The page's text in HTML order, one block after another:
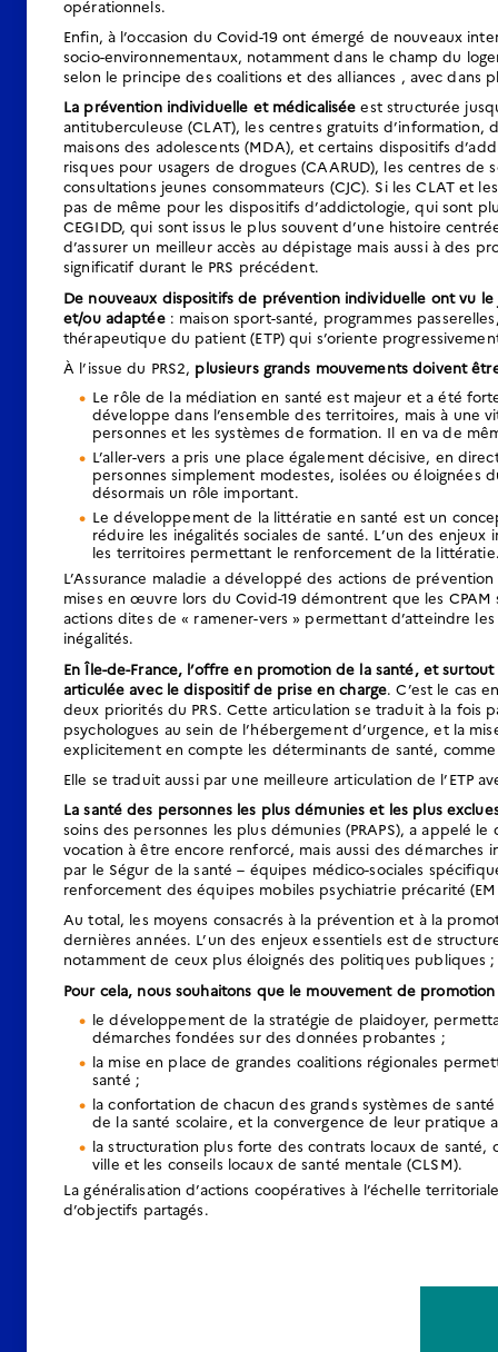
opérationnels.
Enfin, à l’occasion du Covid-19 ont émergé de nouveaux
socio-environnementaux, notamment dans le champ du
selon le principe des coalitions et des alliances , avec dans
La prévention individuelle et médicalisée est structurée
antituberculeuse (CLAT), les centres gratuits
maisons des adolescents (MDA), et certains dispositifs
risques pour usagers de drogues (CAARUD), les centres
consultations jeunes consommateurs (CJC). Si les CLAT et
pas de même pour les dispositifs d’addictologie, qui sont
CEGIDD, qui sont issus le plus souvent d’une histoire
d’assurer un meilleur accès au dépistage mais aussi à des
significatif durant le PRS précédent.
De nouveaux dispositifs de prévention individuelle ont vu
et/ou adaptée: maison sport-santé, programmes
thérapeutique du patient (ETP) qui s’oriente
À l’issue du PRS2, plusieurs grands mouvements doivent
Le rôle de la médiation en santé est majeur et a été
développe dans l’ensemble des territoires, mais à
personnes et les systèmes de formation. Il en va de
L’aller-vers a pris une place également décisive, en
personnes simplement modestes, isolées ou éloignées
désormais un rôle important.
Le développement de la littératie en santé est un
réduire les inégalités sociales de santé. L’un des
les territoires permettant le renforcement de la
L’Assurance maladie a développé des actions de
mises en œuvre lors du Covid-19 démontrent que les
actions dites de « ramener-vers » permettant d’atteindre
inégalités.
En Île-de-France, l’offre en promotion de la santé, et
articulée avec le dispositif de prise en charge. C’est le cas
deux priorités du PRS. Cette articulation se traduit à la fois
psychologues au sein de l’hébergement d’urgence, et la
explicitement en compte les déterminants de santé,
Elle se traduit aussi par une meilleure articulation de l’ETP
La santé des personnes les plus démunies et les plus
soins des personnes les plus démunies (PRAPS), a appelé
vocation à être encore renforcé, mais aussi des démarches
par le Ségur de la santé – équipes médico-sociales
renforcement des équipes mobiles psychiatrie précarité
Au total, les moyens consacrés à la prévention et à la
dernières années. L’un des enjeux essentiels est de
notamment de ceux plus éloignés des politiques
Pour cela, nous souhaitons que le mouvement de
le développement de la stratégie de plaidoyer,
démarches fondées sur des données probantes ;
la mise en place de grandes coalitions régionales
santé ;
la confortation de chacun des grands systèmes de
de la santé scolaire, et la convergence de leur pratique
la structuration plus forte des contrats locaux de
ville et les conseils locaux de santé mentale (CLSM).
La généralisation d’actions coopératives à l’échelle
d’objectifs partagés.